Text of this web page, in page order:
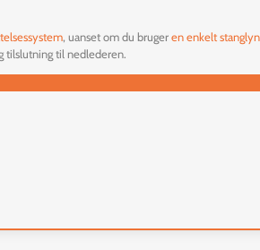
, uanset om du brugeren enkelt
tilslutning til nedlederen.